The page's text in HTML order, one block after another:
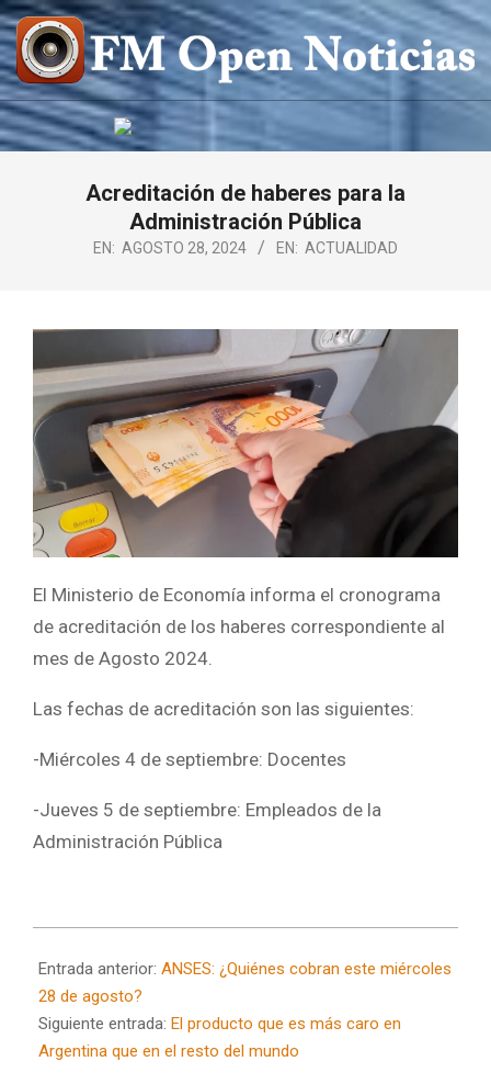
Saltar
al
contenido
FM
OPEN
NOTICIAS
Acreditación de haberes para la
Administración Pública
EN: AGOSTO 28, 2024 EN: ACTUALIDAD
El Ministerio de Economía informa el cronograma
de acreditación de los haberes correspondiente al
mes de Agosto 2024.
Las fechas de acreditación son las siguientes:
-Miércoles 4 de septiembre: Docentes
-Jueves 5 de septiembre: Empleados de la
Administración Pública
08-
28
Entrada anterior: ANSES: ¿Quiénes cobran este miércoles
28 de agosto?
Siguiente entrada: El producto que es más caro en
Argentina que en el resto del mundo